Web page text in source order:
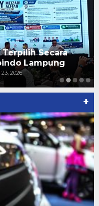
Secara
Lampung
2026
+